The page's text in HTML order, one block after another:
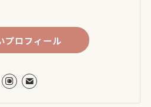
プロフィール